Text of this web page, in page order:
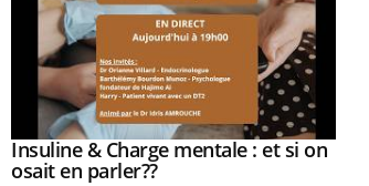
Youtube
Insuline & Charge mentale : et si on
osait en parler??Youtube